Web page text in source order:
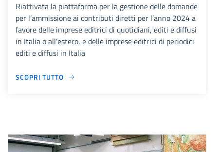
Riattivata la piattaforma per la gestione delle domande
per l’ammissione ai contributi diretti per l’anno 2024 a
favore delle imprese editrici di quotidiani, editi e diffusi
in Italia o all’estero, e delle imprese editrici di periodici
editi e diffusi in Italia
SCOPRI TUTTO